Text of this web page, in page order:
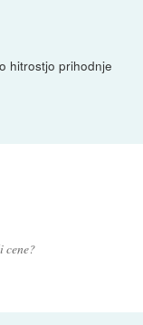
hitrostjo prihodnje
cene?